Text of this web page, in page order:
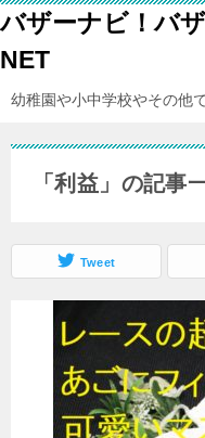
バザーナビ！バ
NET
幼稚園や小中学校やその他
「利益」の記事
Tweet